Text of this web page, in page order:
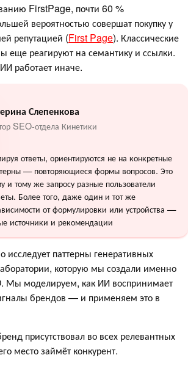
FirstPage, почти 60 %
вероятностью совершат покупку у
репутацией (First Page). Классические
еще реагируют на семантику и ссылки.
работает иначе.
Слепенкова
SEO-отдела Кинетики
ответы, ориентируются не на конкретные
— повторяющиеся формы вопросов. Это
и тому же запросу разные пользователи
Более того, даже один и тот же
от формулировки или устройства —
источники и рекомендации
исследует паттерны генеративных
которую мы создали именно
Мы моделируем, как ИИ воспринимает
брендов — и применяем это в
присутствовал во всех релевантных
место займёт конкурент.